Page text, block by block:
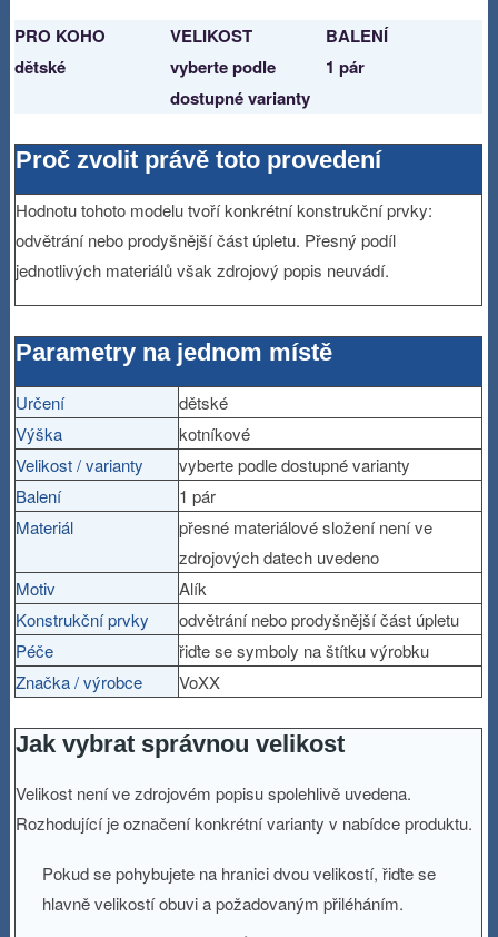
PRO KOHO
dětské
VELIKOST
vyberte podle
dostupné varianty
BALENÍ
1 pár
Proč zvolit právě toto provedení
Hodnotu tohoto modelu tvoří konkrétní konstrukční prvky:
odvětrání nebo prodyšnější část úpletu. Přesný podíl
jednotlivých materiálů však zdrojový popis neuvádí.
Parametry na jednom místě
Určení
dětské
Výška
kotníkové
Velikost / varianty
vyberte podle dostupné varianty
Balení
1 pár
Materiál
přesné materiálové složení není ve
zdrojových datech uvedeno
Motiv
Alík
Konstrukční prvky
odvětrání nebo prodyšnější část úpletu
Péče
řiďte se symboly na štítku výrobku
Značka / výrobce
VoXX
Jak vybrat správnou velikost
Velikost není ve zdrojovém popisu spolehlivě uvedena.
Rozhodující je označení konkrétní varianty v nabídce produktu.
Pokud se pohybujete na hranici dvou velikostí, řiďte se
hlavně velikostí obuvi a požadovaným přiléháním.